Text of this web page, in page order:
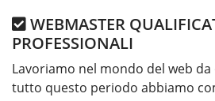
WEBMASTER
PROFESSIONALI
Lavoriamo nel mondo del web
tutto questo periodo abbiamo